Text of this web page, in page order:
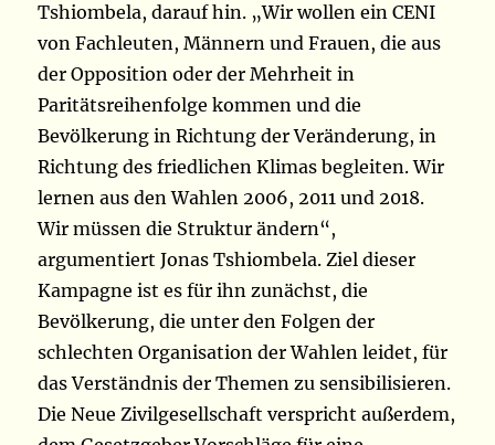
Tshiombela, darauf hin. „Wir wollen ein CENI
von Fachleuten, Männern und Frauen, die aus
der Opposition oder der Mehrheit in
Paritätsreihenfolge kommen und die
Bevölkerung in Richtung der Veränderung, in
Richtung des friedlichen Klimas begleiten. Wir
lernen aus den Wahlen 2006, 2011 und 2018.
Wir müssen die Struktur ändern“,
argumentiert Jonas Tshiombela. Ziel dieser
Kampagne ist es für ihn zunächst, die
Bevölkerung, die unter den Folgen der
schlechten Organisation der Wahlen leidet, für
das Verständnis der Themen zu sensibilisieren.
Die Neue Zivilgesellschaft verspricht außerdem,